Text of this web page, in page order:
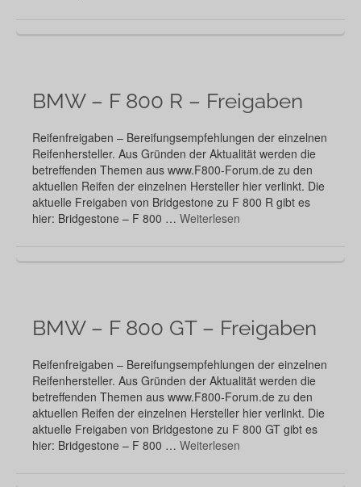
BMW – F 800 R – Freigaben
Reifenfreigaben – Bereifungsempfehlungen der einzelnen
Reifenhersteller. Aus Gründen der Aktualität werden die
betreffenden Themen aus www.F800-Forum.de zu den
aktuellen Reifen der einzelnen Hersteller hier verlinkt. Die
aktuelle Freigaben von Bridgestone zu F 800 R gibt es
hier: Bridgestone – F 800 … Weiterlesen
BMW – F 800 GT – Freigaben
Reifenfreigaben – Bereifungsempfehlungen der einzelnen
Reifenhersteller. Aus Gründen der Aktualität werden die
betreffenden Themen aus www.F800-Forum.de zu den
aktuellen Reifen der einzelnen Hersteller hier verlinkt. Die
aktuelle Freigaben von Bridgestone zu F 800 GT gibt es
hier: Bridgestone – F 800 … Weiterlesen